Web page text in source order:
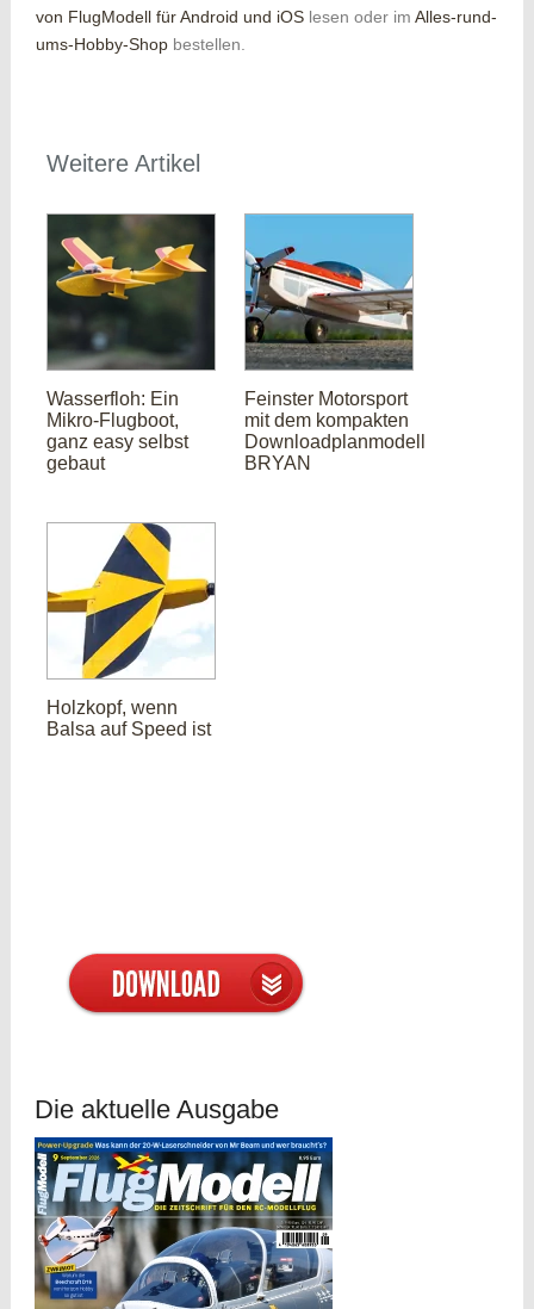
von FlugModell für Android und iOS lesen oder imAlles-rund-
ums-Hobby-Shop bestellen.
Weitere Artikel
Wasserfloh: Ein
Mikro-Flugboot,
ganz easy selbst
gebaut
Feinster Motorsport
mit dem kompakten
Downloadplanmodell
BRYAN
Holzkopf, wenn
Balsa auf Speed ist
Die aktuelle Ausgabe